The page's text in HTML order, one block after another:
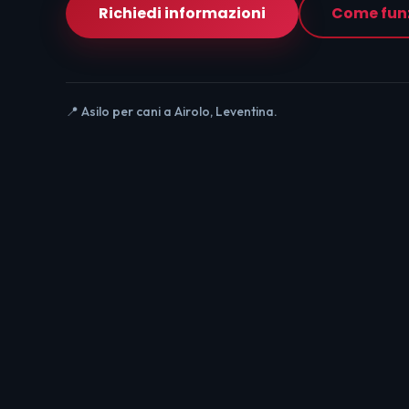
Richiedi informazioni Come
📍 Asilo per cani a Airolo, Leventina.